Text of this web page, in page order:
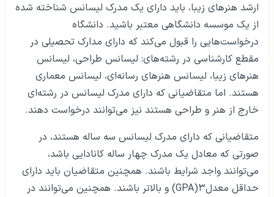
ارشد هنرهای زیبا، باید دارای یک مدرک لیسانس شناخته شده‌
از یک موسسه دانشگاهی معتبر باشید. دانشگاه
درخواست‌هایی را قبول می‌کند که دارای مدارک تحصیلی در
مقطع کارشناسی در رشته‌های: لیسانس طراحی، لیسانس
هنرهای زیبا، لیسانس هنرهای رسانه‌ای، لیسانس معماری
هستند. اما متقاضیانی که دارای مدرک لیسانس در رشته‌ای
خارج از هنر و طراحی هستند نیز می‌توانند درخواست دهند.
متقاضیانی که دارای مدرک لیسانس سه ساله هستند، در
صورتی که معادل یک مدرک چهار ساله کانادایی باشد،
می‌توانند واجد شرایط باشند. همچنین متقاضیان باید دارای
حداقل معدلGPA)۳) و بالاتر باشند. همچنین می‌توانند در